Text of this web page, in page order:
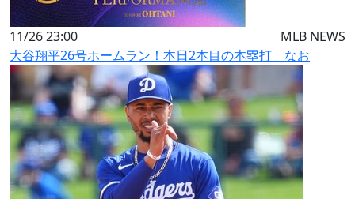
11/26 23:00
MLB NEWS
大谷翔平26号ホームラン！本日2本目の本塁打 なお